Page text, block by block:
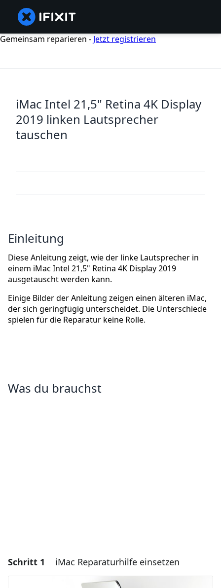
Gemeinsam reparieren - Jetzt registrieren
iMac Intel 21,5" Retina 4K Display
2019 linken Lautsprecher
tauschen
Einleitung
Diese Anleitung zeigt, wie der linke Lautsprecher in
einem iMac Intel 21,5" Retina 4K Display 2019
ausgetauscht werden kann.
Einige Bilder der Anleitung zeigen einen älteren iMac,
der sich geringfügig unterscheidet. Die Unterschiede
spielen für die Reparatur keine Rolle.
Was du brauchst
Schritt 1 iMac Reparaturhilfe einsetzen